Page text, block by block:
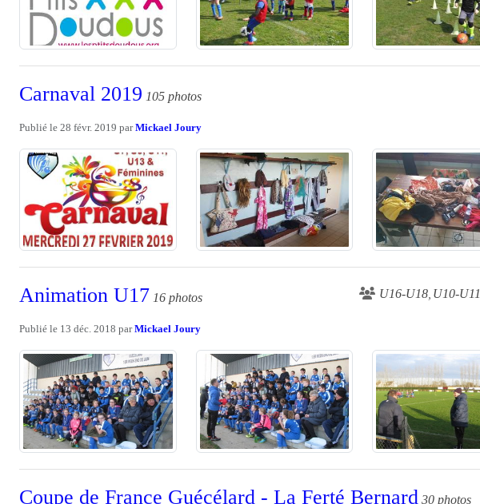
Carnaval 2019 105 photos
Publié le 28 févr. 2019 parMickael Joury
Animation U17 16 photos U16-U18 U10-U11
Publié le 13 déc. 2018 parMickael Joury
Coupe de France Guécélard - La Ferté Bernard 30 photos